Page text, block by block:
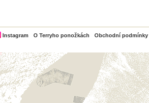
Instagram O Terryho ponožkách Obchodní podmínky
PayPal